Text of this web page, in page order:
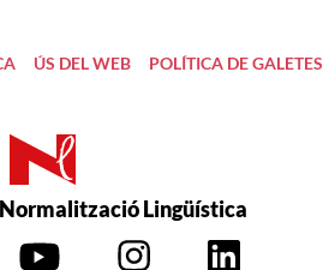
ÚS DEL WEB POLÍTICA DE GALETES
Lingüística